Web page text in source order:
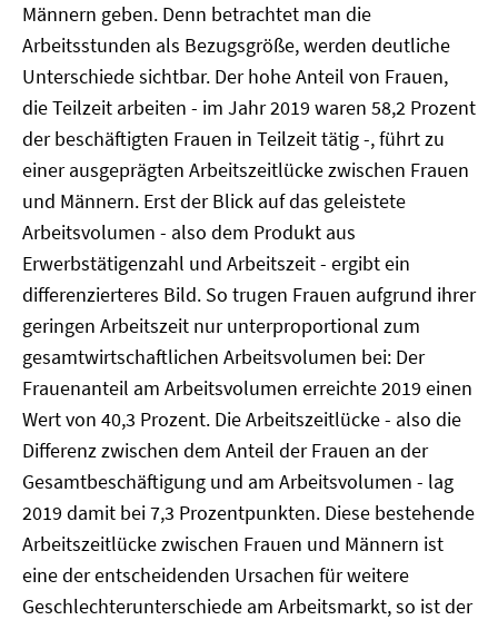
Männern geben. Denn betrachtet man die
Arbeitsstunden als Bezugsgröße, werden deutliche
Unterschiede sichtbar. Der hohe Anteil von Frauen,
die Teilzeit arbeiten - im Jahr 2019 waren 58,2 Prozent
der beschäftigten Frauen in Teilzeit tätig -, führt zu
einer ausgeprägten Arbeitszeitlücke zwischen Frauen
und Männern. Erst der Blick auf das geleistete
Arbeitsvolumen - also dem Produkt aus
Erwerbstätigenzahl und Arbeitszeit - ergibt ein
differenzierteres Bild. So trugen Frauen aufgrund ihrer
geringen Arbeitszeit nur unterproportional zum
gesamtwirtschaftlichen Arbeitsvolumen bei: Der
Frauenanteil am Arbeitsvolumen erreichte 2019 einen
Wert von 40,3 Prozent. Die Arbeitszeitlücke - also die
Differenz zwischen dem Anteil der Frauen an der
Gesamtbeschäftigung und am Arbeitsvolumen - lag
2019 damit bei 7,3 Prozentpunkten. Diese bestehende
Arbeitszeitlücke zwischen Frauen und Männern ist
eine der entscheidenden Ursachen für weitere
Geschlechterunterschiede am Arbeitsmarkt, so ist der